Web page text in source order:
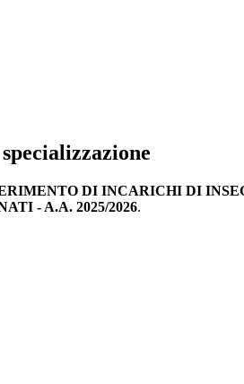
DI INCARICHI DI
- A.A. 2025/2026.